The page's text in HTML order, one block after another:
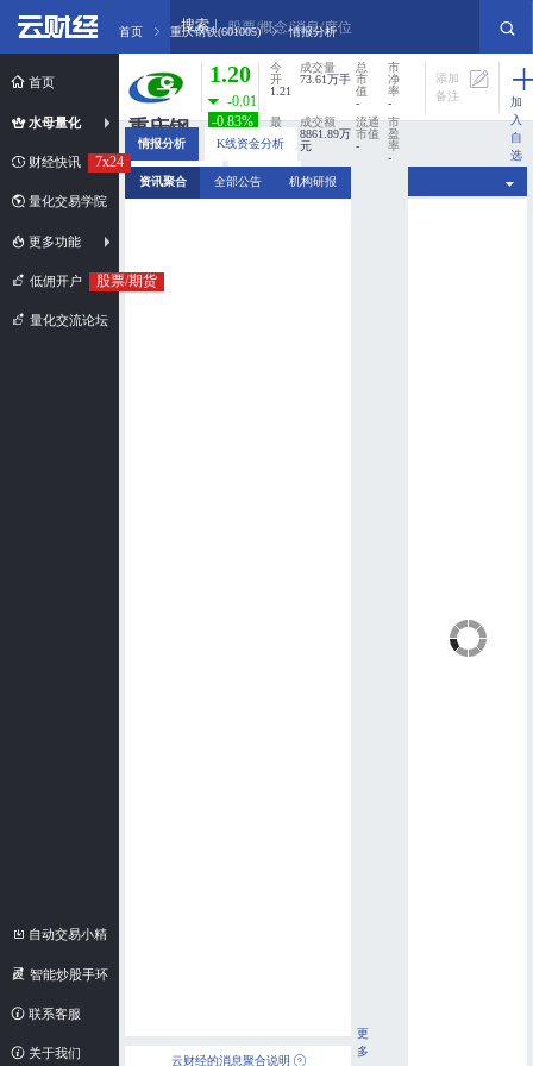
首页
水母量化
财经快讯 7x24
量化交易学院
更多功能
低佣开户 股票/期货
量化交流论坛
自动交易小精
灵 智能炒股手环
联系客服
关于我们
首页 重庆钢铁(601005) 情报分析
搜索 股票/概念/消息/席位
重庆钢
铁
601005
1.20
-0.01
-0.83%
今
开
1.21
成交量
73.61万手
总
市
值
-
市
净
率
-
最
1.22
成交额
8861.89万
元
流通
市值
-
市
盈
率
-
1.19
换手率
0%
添加
备注
加
入
自
选
情报分析 K线资金分析
分时资金分析 新闻扫描
资讯聚合 全部公告 机构研报
云财经的消息聚合说明
更
多